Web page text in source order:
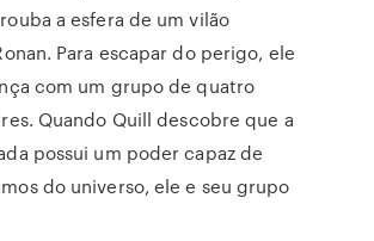
a esfera de um vilão
Para escapar do perigo, ele
com um grupo de quatro
Quando Quill descobre que a
possui um poder capaz de
do universo, ele e seu grupo